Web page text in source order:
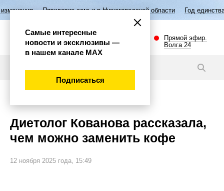
семьи в Нижегородской области Год единства народов России
Прямой эфир.
Волга 24
Диетолог Кованова рассказала,
чем можно заменить кофе
12 ноября 2025 года, 15:49
Самые интересные
новости и эксклюзивы —
в нашем канале МАХ
Подписаться